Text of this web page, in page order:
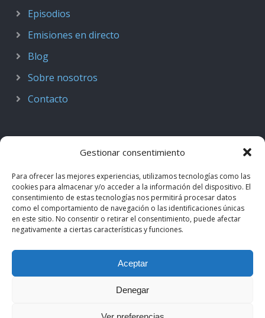
Gestionar consentimiento
Para ofrecer las mejores experiencias, utilizamos tecnologías como las
cookies para almacenar y/o acceder a la información del dispositivo. El
consentimiento de estas tecnologías nos permitirá procesar datos
como el comportamiento de navegación o las identificaciones únicas
en este sitio. No consentir o retirar el consentimiento, puede afectar
negativamente a ciertas características y funciones.
Aceptar
Denegar
Episodios
Emisiones en directo
Blog
Sobre nosotros
Contacto
Podcast de Medicina · by casiMedicos
Radio casiMedicos
. Los contenidos pertenecen a sus
autores originales y se muestran mediante